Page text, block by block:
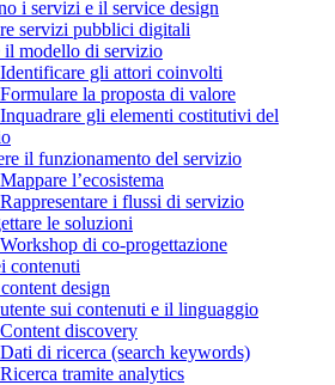
i servizi e il service design
servizi pubblici digitali
modello di servizio
gli attori coinvolti
la proposta di valore
gli elementi costitutivi del
il funzionamento del servizio
l’ecosistema
i flussi di servizio
le soluzioni
di co-progettazione
contenuti
design
sui contenuti e il linguaggio
discovery
di ricerca (search keywords)
tramite analytics